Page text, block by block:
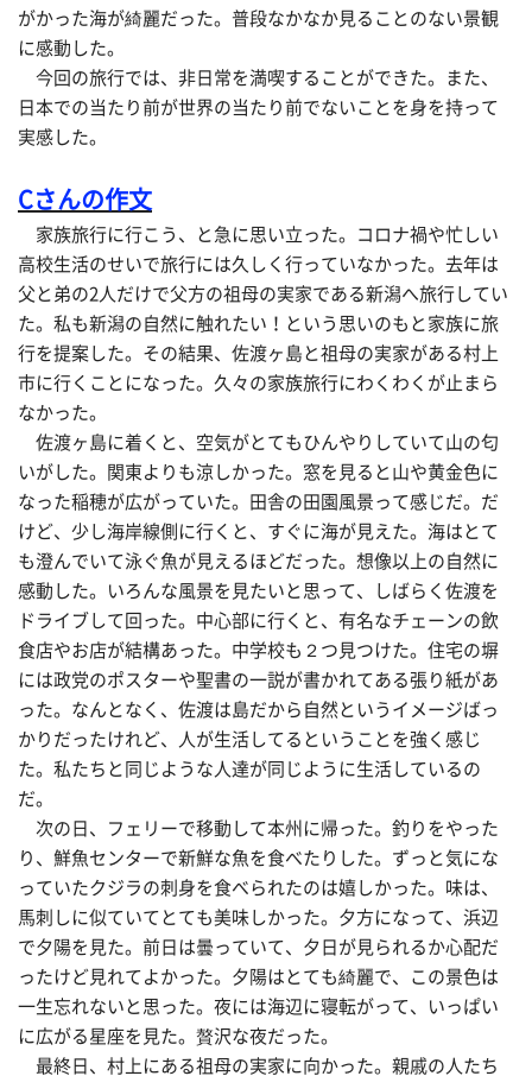
がかった海が綺麗だった。普段なかなか見ることのない景観
に感動した。
今回の旅行では、非日常を満喫することができた。また、
日本での当たり前が世界の当たり前でないことを身を持って
実感した。
Cさんの作文
家族旅行に行こう、と急に思い立った。コロナ禍や忙しい
高校生活のせいで旅行には久しく行っていなかった。去年は
父と弟の2人だけで父方の祖母の実家である新潟へ旅行してい
た。私も新潟の自然に触れたい！という思いのもと家族に旅
行を提案した。その結果、佐渡ヶ島と祖母の実家がある村上
市に行くことになった。久々の家族旅行にわくわくが止まら
なかった。
佐渡ヶ島に着くと、空気がとてもひんやりしていて山の匂
いがした。関東よりも涼しかった。窓を見ると山や黄金色に
なった稲穂が広がっていた。田舎の田園風景って感じだ。だ
けど、少し海岸線側に行くと、すぐに海が見えた。海はとて
も澄んでいて泳ぐ魚が見えるほどだった。想像以上の自然に
感動した。いろんな風景を見たいと思って、しばらく佐渡を
ドライブして回った。中心部に行くと、有名なチェーンの飲
食店やお店が結構あった。中学校も２つ見つけた。住宅の塀
には政党のポスターや聖書の一説が書かれてある張り紙があ
った。なんとなく、佐渡は島だから自然というイメージばっ
かりだったけれど、人が生活してるということを強く感じ
た。私たちと同じような人達が同じように生活しているの
だ。
次の日、フェリーで移動して本州に帰った。釣りをやった
り、鮮魚センターで新鮮な魚を食べたりした。ずっと気にな
っていたクジラの刺身を食べられたのは嬉しかった。味は、
馬刺しに似ていてとても美味しかった。夕方になって、浜辺
で夕陽を見た。前日は曇っていて、夕日が見られるか心配だ
ったけど見れてよかった。夕陽はとても綺麗で、この景色は
一生忘れないと思った。夜には海辺に寝転がって、いっぱい
に広がる星座を見た。贅沢な夜だった。
最終日、村上にある祖母の実家に向かった。親戚の人たち